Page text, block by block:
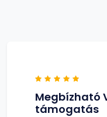
Megbízható
támogatás